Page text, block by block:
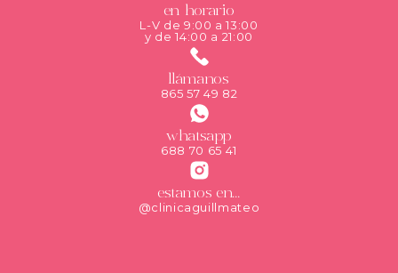
en horario
L-V de 9:00 a 13:00
y de 14:00 a 21:00
llámanos
865 57 49 82
whatsapp
688 70 65 41
estamos en...
@clinicaguillmateo